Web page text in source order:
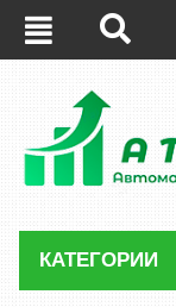
КАТЕГОРИИ